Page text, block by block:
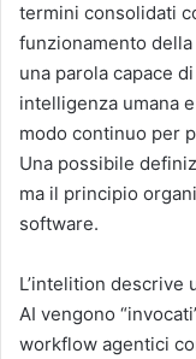
termini consolidati
funzionamento
una parola capace
intelligenza umana
modo continuo per
Una possibile
ma il principio
software.
L’intelition descrive
AI vengono
workflow agentici